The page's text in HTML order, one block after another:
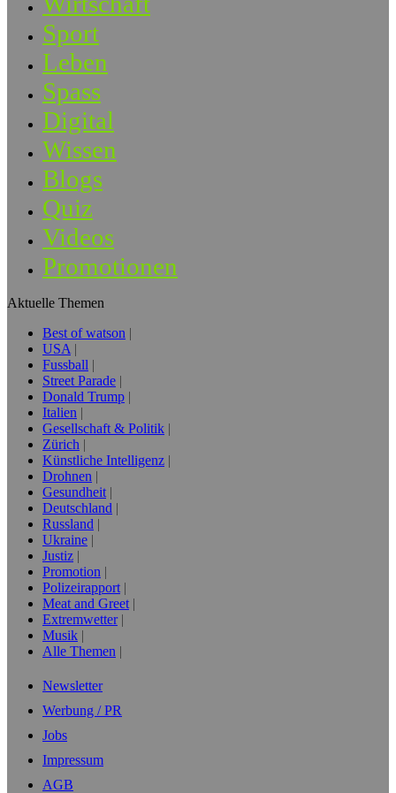
Sport
Leben
Spass
Digital
Wissen
Blogs
Quiz
Videos
Promotionen
Aktuelle Themen
Best of watson
USA
Fussball
Street Parade
Donald Trump
Italien
Gesellschaft & Politik
Zürich
Künstliche Intelligenz
Drohnen
Gesundheit
Deutschland
Russland
Ukraine
Justiz
Promotion
Polizeirapport
Meat and Greet
Extremwetter
Musik
Alle Themen
Newsletter
Werbung / PR
Jobs
Impressum
AGB